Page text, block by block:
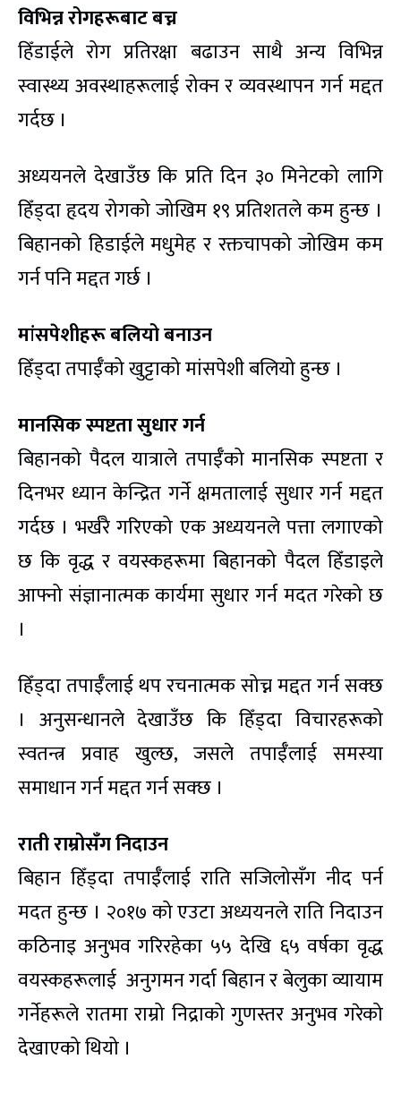
विभिन्न रोगहरूबाट बच्न
हिँडाईले रोग प्रतिरक्षा बढाउन साथै अन्य विभिन्न
स्वास्थ्य अवस्थाहरूलाई रोक्न र व्यवस्थापन गर्न मद्दत
गर्दछ ।
अध्ययनले देखाउँछ कि प्रति दिन ३० मिनेटको लागि
हिँड्दा हृदय रोगको जोखिम १९ प्रतिशतले कम हुन्छ ।
बिहानको हिडाईले मधुमेह र रक्तचापको जोखिम कम
गर्न पनि मद्दत गर्छ ।
मांसपेशीहरू बलियो बनाउन
हिँड्दा तपाईँको खुट्टाको मांसपेशी बलियो हुन्छ ।
मानसिक स्पष्टता सुधार गर्न
बिहानको पैदल यात्राले तपाईँको मानसिक स्पष्टता र
दिनभर ध्यान केन्द्रित गर्ने क्षमतालाई सुधार गर्न मद्दत
गर्दछ । भर्खरै गरिएको एक अध्ययनले पत्ता लगाएको
छ कि वृद्ध र वयस्कहरूमा बिहानको पैदल हिँडाइले
आफ्नो संज्ञानात्मक कार्यमा सुधार गर्न मदत गरेको छ
।
हिँड्दा तपाईँलाई थप रचनात्मक सोच्न मद्दत गर्न सक्छ
। अनुसन्धानले देखाउँछ कि हिँड्दा विचारहरूको
स्वतन्त्र प्रवाह खुल्छ, जसले तपाईँलाई समस्या
समाधान गर्न मद्दत गर्न सक्छ ।
राती राम्रोसँग निदाउन
बिहान हिँड्दा तपाईँलाई राति सजिलोसँग नीद पर्न
मदत हुन्छ । २०१७ को एउटा अध्ययनले राति निदाउन
कठिनाइ अनुभव गरिरहेका ५५ देखि ६५ वर्षका वृद्ध
वयस्कहरूलाई अनुगमन गर्दा बिहान र बेलुका व्यायाम
गर्नेहरूले रातमा राम्रो निद्राको गुणस्तर अनुभव गरेको
देखाएको थियो ।